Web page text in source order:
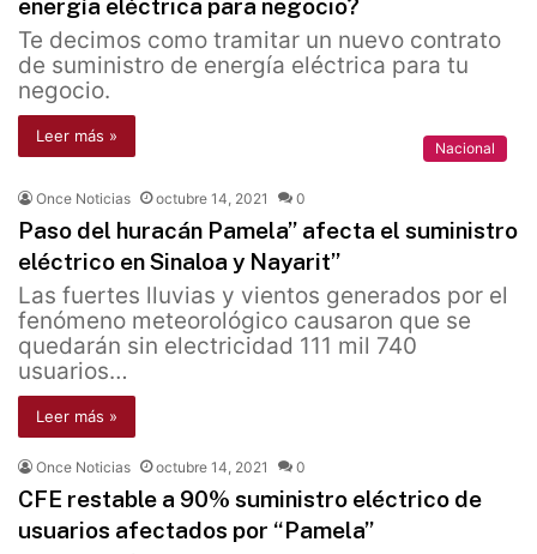
energía eléctrica para negocio?
Te decimos como tramitar un nuevo contrato
de suministro de energía eléctrica para tu
negocio.
Leer más »
Nacional
Once Noticias octubre 14, 2021 0
Paso del huracán Pamela” afecta el suministro
eléctrico en Sinaloa y Nayarit”
Las fuertes lluvias y vientos generados por el
fenómeno meteorológico causaron que se
quedarán sin electricidad 111 mil 740
usuarios…
Leer más »
Once Noticias octubre 14, 2021 0
CFE restable a 90% suministro eléctrico de
usuarios afectados por “Pamela”